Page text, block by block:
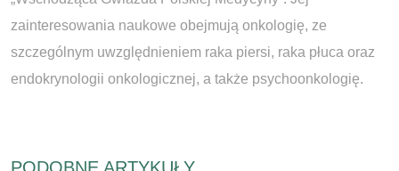
zainteresowania naukowe obejmują onkologię, ze
szczególnym uwzględnieniem raka piersi, raka płuca oraz
endokrynologii onkologicznej, a także psychoonkologię.